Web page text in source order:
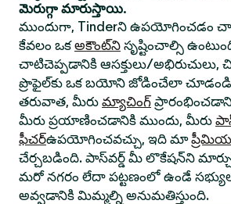
మెరుగ్గా మారుస్తాయి.
ముందుగా, Tinderని ఉపయోగించడం
కేవలం ఒకఅకౌంట్‌ని సృష్టించాల్సి
చాటిచెప్పడానికి ఆసక్తులు/
ప్రొఫైల్‌కు ఒక బయోని జోడించేలా
తరువాత, మీరు మ్యాచింగ్
మీరు ప్రయాణించడానికి ముందు, మీరు
ఫీచర్ఉపయోగించవచ్చు, ఇది మా
చేర్చబడింది. పాస్‌వర్డ్ మీ లొకేషన్‌ని
మరో నగరం లేదా పట్టణంలో ఉండే
అవ్వడానికి మిమ్మల్ని అనుమతిస్తుంది.